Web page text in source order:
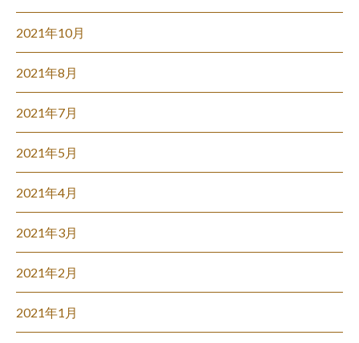
2021年10月
2021年8月
2021年7月
2021年5月
2021年4月
2021年3月
2021年2月
2021年1月